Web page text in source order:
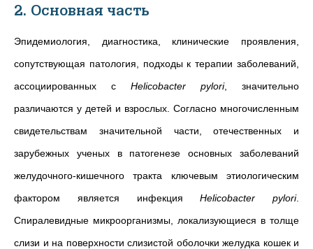
2. Основная часть
Эпидемиология, диагностика, клинические проявления,
сопутствующая патология, подходы к терапии заболеваний,
ассоциированных с Helicobacter pylori, значительно
различаются у детей и взрослых. Согласно многочисленным
свидетельствам значительной части, отечественных и
зарубежных ученых в патогенезе основных заболеваний
желудочного-кишечного тракта ключевым этиологическим
фактором является инфекцияHelicobacter pylori.
Спиралевидные микроорганизмы, локализующиеся в толще
слизи и на поверхности слизистой оболочки желудка кошек и